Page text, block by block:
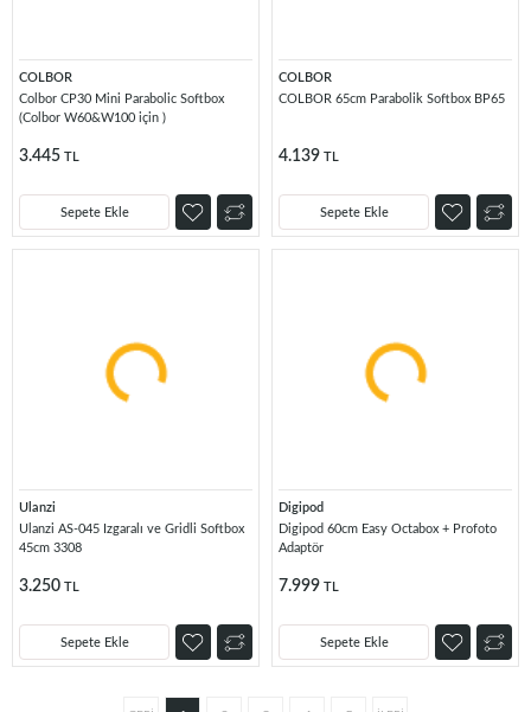
COLBOR
Colbor CP30 Mini Parabolic Softbox
(Colbor W60&W100 için )
3.445 TL
Sepete Ekle
COLBOR
COLBOR 65cm Parabolik Softbox BP65
4.139 TL
Sepete Ekle
Ulanzi
Ulanzi AS-045 Izgaralı ve Gridli Softbox
45cm 3308
3.250 TL
Sepete Ekle
Digipod
Digipod 60cm Easy Octabox + Profoto
Adaptör
7.999 TL
Sepete Ekle